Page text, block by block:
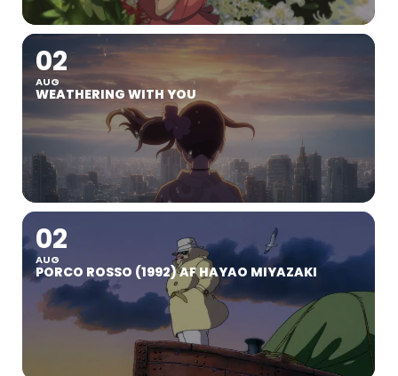
02
AUG
WEATHERING WITH YOU
02
AUG
PORCO ROSSO (1992) AF HAYAO MIYAZAKI